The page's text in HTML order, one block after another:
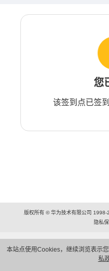
本站点使用Cookies，继续浏览表示
私
您
该签到点已签
版权所有 © 华为技术有限公司
隐私